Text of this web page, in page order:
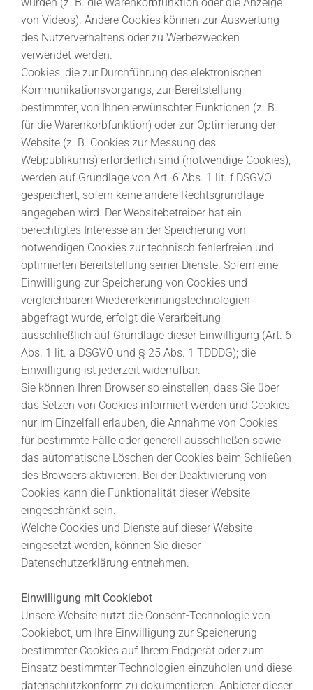
von Videos). Andere Cookies können zur Auswertung
des Nutzerverhaltens oder zu Werbezwecken
verwendet werden.
Cookies, die zur Durchführung des elektronischen
Kommunikationsvorgangs, zur Bereitstellung
bestimmter, von Ihnen erwünschter Funktionen (z. B.
für die Warenkorbfunktion) oder zur Optimierung der
Website (z. B. Cookies zur Messung des
Webpublikums) erforderlich sind (notwendige Cookies),
werden auf Grundlage von Art. 6 Abs. 1 lit. f DSGVO
gespeichert, sofern keine andere Rechtsgrundlage
angegeben wird. Der Websitebetreiber hat ein
berechtigtes Interesse an der Speicherung von
notwendigen Cookies zur technisch fehlerfreien und
optimierten Bereitstellung seiner Dienste. Sofern eine
Einwilligung zur Speicherung von Cookies und
vergleichbaren Wiedererkennungstechnologien
abgefragt wurde, erfolgt die Verarbeitung
ausschließlich auf Grundlage dieser Einwilligung (Art. 6
Abs. 1 lit. a DSGVO und § 25 Abs. 1 TDDDG); die
Einwilligung ist jederzeit widerrufbar.
Sie können Ihren Browser so einstellen, dass Sie über
das Setzen von Cookies informiert werden und Cookies
nur im Einzelfall erlauben, die Annahme von Cookies
für bestimmte Fälle oder generell ausschließen sowie
das automatische Löschen der Cookies beim Schließen
des Browsers aktivieren. Bei der Deaktivierung von
Cookies kann die Funktionalität dieser Website
eingeschränkt sein.
Welche Cookies und Dienste auf dieser Website
eingesetzt werden, können Sie dieser
Datenschutzerklärung entnehmen.
Einwilligung mit Cookiebot
Unsere Website nutzt die Consent-Technologie von
Cookiebot, um Ihre Einwilligung zur Speicherung
bestimmter Cookies auf Ihrem Endgerät oder zum
Einsatz bestimmter Technologien einzuholen und diese
datenschutzkonform zu dokumentieren. Anbieter dieser